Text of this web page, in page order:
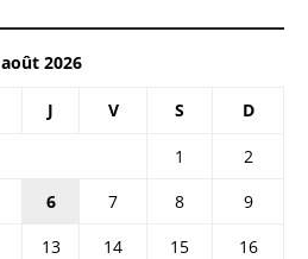
août 2026
J V S D
1
2
6 7 8
9
13 14 15
16